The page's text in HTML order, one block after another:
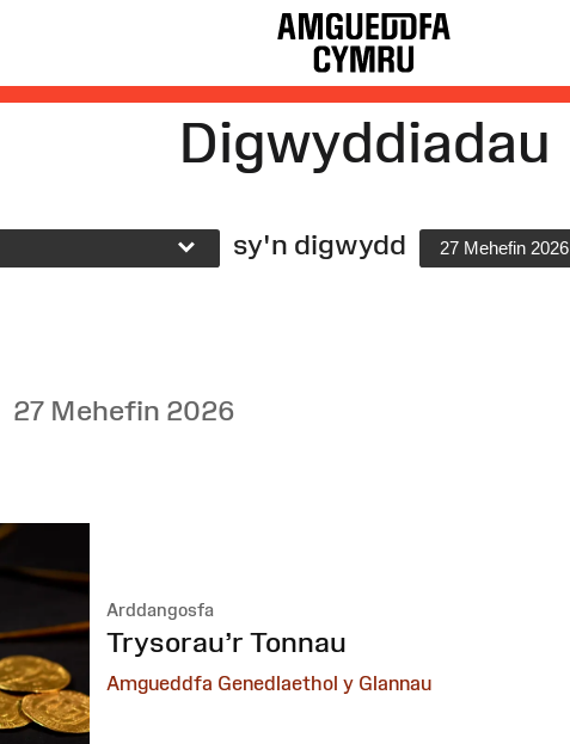
Digwyddiadau
sy'n digwydd 27 Mehefin 2026
27 Mehefin 2026
Arddangosfa
:
Trysorau’r Tonnau
Amgueddfa Genedlaethol y Glannau